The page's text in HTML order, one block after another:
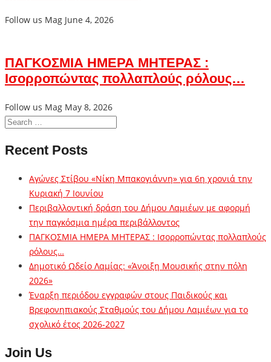
Follow us Mag June 4, 2026
ΠΑΓΚΟΣΜΙΑ ΗΜΕΡΑ ΜΗΤΕΡΑΣ :
Ισορροπώντας πολλαπλούς ρόλους…
Follow us Mag May 8, 2026
Recent Posts
Αγώνες Στίβου «Νίκη Μπακογιάννη» για 6η χρονιά την
Κυριακή 7 Ιουνίου
Περιβαλλοντική δράση του Δήμου Λαμιέων με αφορμή
την παγκόσμια ημέρα περιβάλλοντος
ΠΑΓΚΟΣΜΙΑ ΗΜΕΡΑ ΜΗΤΕΡΑΣ : Ισορροπώντας πολλαπλούς
ρόλους…
Δημοτικό Ωδείο Λαμίας: «Άνοιξη Μουσικής στην πόλη
2026»
Έναρξη περιόδου εγγραφών στους Παιδικούς και
Βρεφονηπιακούς Σταθμούς του Δήμου Λαμιέων για το
σχολικό έτος 2026-2027
Join Us